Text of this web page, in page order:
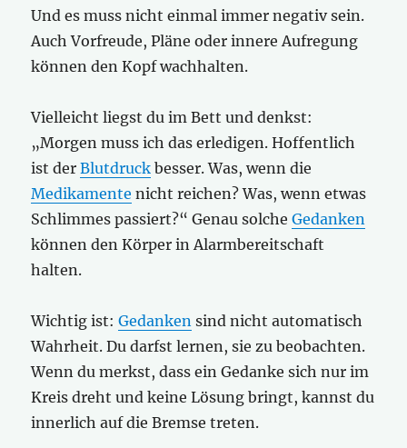
Und es muss nicht einmal immer negativ sein.
Auch Vorfreude, Pläne oder innere Aufregung
können den Kopf wachhalten.
Vielleicht liegst du im Bett und denkst:
„Morgen muss ich das erledigen. Hoffentlich
ist derBlutdruck besser. Was, wenn die
Medikamente nicht reichen? Was, wenn etwas
Schlimmes passiert?“ Genau solcheGedanken
können den Körper in Alarmbereitschaft
halten.
Wichtig ist:Gedanken sind nicht automatisch
Wahrheit. Du darfst lernen, sie zu beobachten.
Wenn du merkst, dass ein Gedanke sich nur im
Kreis dreht und keine Lösung bringt, kannst du
innerlich auf die Bremse treten.